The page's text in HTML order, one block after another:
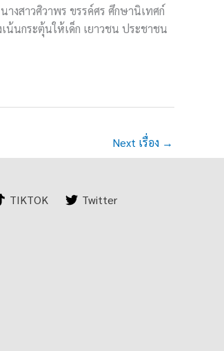
งสาวศิวาพร ขรรค์ศร ศึกษานิเทศก์
น้นกระตุ้นให้เด็ก เยาวชน ประชาชน
Next เรื่อง →
TIKTOK Twitter